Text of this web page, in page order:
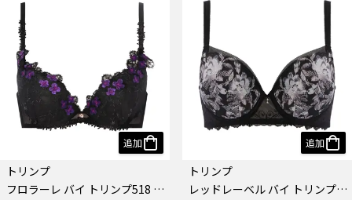
追加
トリンプ
フロラーレ バイ トリンプ518 ブラジャー
追加
トリンプ
レッドレーベル バイ トリンプ0121 ブラジャー